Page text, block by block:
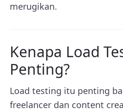
merugikan.
Kenapa Load
Penting?
Load testing itu penting
freelancer dan content